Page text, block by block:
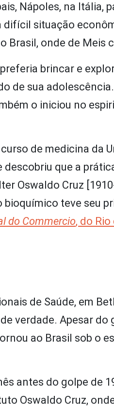
Nápoles, na Itália,
situação
onde de Meis
brincar e
de sua
o iniciou no
de medicina da
descobriu que a
Oswaldo Cruz
teve seu
do Commercio, do
de Saúde, em
verdade. Apesar
ao Brasil sob o
antes do golpe de
Oswaldo Cruz,